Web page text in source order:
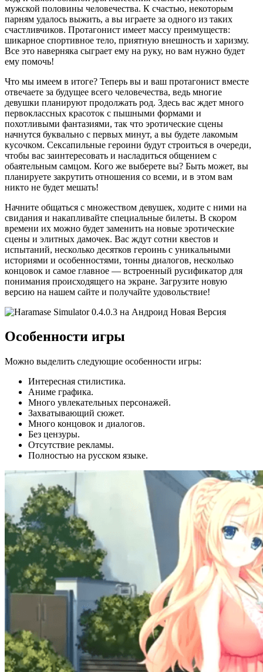
мужской половины человечества. К счастью, некоторым
парням удалось выжить, а вы играете за одного из таких
счастливчиков. Протагонист имеет массу преимуществ:
шикарное спортивное тело, приятную внешность и харизму.
Все это наверняка сыграет ему на руку, но вам нужно будет
ему помочь!
Что мы имеем в итоге? Теперь вы и ваш протагонист вместе
отвечаете за будущее всего человечества, ведь многие
девушки планируют продолжать род. Здесь вас ждет много
первоклассных красоток с пышными формами и
похотливыми фантазиями, так что эротические сцены
начнутся буквально с первых минут, а вы будете лакомым
кусочком. Сексапильные героини будут строиться в очереди,
чтобы вас заинтересовать и насладиться общением с
обаятельным самцом. Кого же выберете вы? Быть может, вы
планируете закрутить отношения со всеми, и в этом вам
никто не будет мешать!
Начните общаться с множеством девушек, ходите с ними на
свидания и накапливайте специальные билеты. В скором
времени их можно будет заменить на новые эротические
сцены и элитных дамочек. Вас ждут сотни квестов и
испытаний, несколько десятков героинь с уникальными
историями и особенностями, тонны диалогов, несколько
концовок и самое главное — встроенный русификатор для
понимания происходящего на экране. Загрузите новую
версию на нашем сайте и получайте удовольствие!
Особенности игры
Можно выделить следующие особенности игры:
Интересная стилистика.
Аниме графика.
Много увлекательных персонажей.
Захватывающий сюжет.
Много концовок и диалогов.
Без цензуры.
Отсутствие рекламы.
Полностью на русском языке.